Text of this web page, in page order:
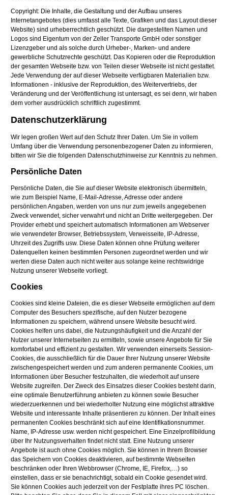
Copyright: Die Inhalte, die Gestaltung und der Aufbau unseres
Internetangebotes (dies umfasst alle Texte, Grafiken und das Layout dieser
Website) sind urheberrechtlich geschützt. Die dargestellten Namen und
Logos sind Eigentum von der Zeller Transporte GmbH oder sonstiger
Lizenzgeber und als solche durch Urheber-, Marken- und andere
gewerbliche Schutzrechte geschützt. Das Kopieren oder die Reproduktion
der gesamten Webseite bzw. von Teilen dieser Webseite ist nicht gestattet.
Jede Verwendung der auf dieser Webseite verfügbaren Materialien bzw.
Informationen - inklusive der Reproduktion, des Weitervertriebs, der
Veränderung und der Veröffentlichung ist untersagt, es sei denn, wir haben
dem vorher ausdrücklich schriftlich zugestimmt.
Datenschutzerklärung
Wir legen großen Wert auf den Schutz Ihrer Daten. Um Sie in vollem
Umfang über die Verwendung personenbezogener Daten zu informieren,
bitten wir Sie die folgenden Datenschutzhinweise zur Kenntnis zu nehmen.
Persönliche Daten
Persönliche Daten, die Sie auf dieser Website elektronisch übermitteln,
wie zum Beispiel Name, E-Mail-Adresse, Adresse oder andere
persönlichen Angaben, werden von uns nur zum jeweils angegebenen
Zweck verwendet, sicher verwahrt und nicht an Dritte weitergegeben. Der
Provider erhebt und speichert automatisch Informationen am Webserver
wie verwendeter Browser, Betriebssystem, Verweisseite, IP-Adresse,
Uhrzeit des Zugriffs usw. Diese Daten können ohne Prüfung weiterer
Datenquellen keinen bestimmten Personen zugeordnet werden und wir
werten diese Daten auch nicht weiter aus solange keine rechtswidrige
Nutzung unserer Webseite vorliegt.
Cookies
Cookies sind kleine Dateien, die es dieser Webseite ermöglichen auf dem
Computer des Besuchers spezifische, auf den Nutzer bezogene
Informationen zu speichern, während unsere Website besucht wird.
Cookies helfen uns dabei, die Nutzungshäufigkeit und die Anzahl der
Nutzer unserer Internetseiten zu ermitteln, sowie unsere Angebote für Sie
komfortabel und effizient zu gestalten. Wir verwenden einerseits Session-
Cookies, die ausschließlich für die Dauer Ihrer Nutzung unserer Website
zwischengespeichert werden und zum anderen permanente Cookies, um
Informationen über Besucher festzuhalten, die wiederholt auf unsere
Website zugreifen. Der Zweck des Einsatzes dieser Cookies besteht darin,
eine optimale Benutzerführung anbieten zu können sowie Besucher
wiederzuerkennen und bei wiederholter Nutzung eine möglichst attraktive
Website und interessante Inhalte präsentieren zu können. Der Inhalt eines
permanenten Cookies beschränkt sich auf eine Identifikationsnummer.
Name, IP-Adresse usw. werden nicht gespeichert. Eine Einzelprofilbildung
über Ihr Nutzungsverhalten findet nicht statt. Eine Nutzung unserer
Angebote ist auch ohne Cookies möglich. Sie können in Ihrem Browser
das Speichern von Cookies deaktivieren, auf bestimmte Webseiten
beschränken oder Ihren Webbrowser (Chrome, IE, Firefox,…) so
einstellen, dass er sie benachrichtigt, sobald ein Cookie gesendet wird.
Sie können Cookies auch jederzeit von der Festplatte ihres PC löschen.